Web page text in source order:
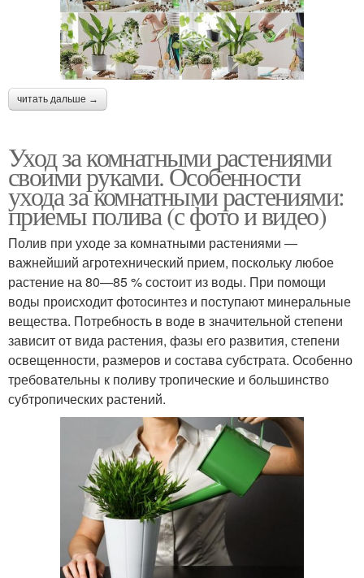
читать дальше →
Уход за комнатными растениями
своими руками. Особенности
ухода за комнатными растениями:
приемы полива (с фото и видео)
Полив при уходе за комнатными растениями —
важнейший агротехнический прием, поскольку любое
растение на 80—85 % состоит из воды. При помощи
воды происходит фотосинтез и поступают минеральные
вещества. Потребность в воде в значительной степени
зависит от вида растения, фазы его развития, степени
освещенности, размеров и состава субстрата. Особенно
требовательны к поливу тропические и большинство
субтропических растений.